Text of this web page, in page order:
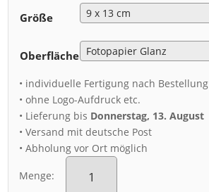
Größe
Oberfläche
• individuelle Fertigung nach Bestellung
• ohne Logo-Aufdruck etc.
• Lieferung bis Donnerstag, 13. August
• Versand mit deutsche Post
• Abholung vor Ort möglich
Menge:
Fotoabzug
(00269)